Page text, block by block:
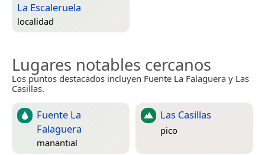
La Escaleruela
localidad
Lugares notables cercanos
Los puntos destacados incluyen Fuente La Falaguera y Las
Casillas.
Fuente La
Falaguera
manantial
Las Casillas
pico